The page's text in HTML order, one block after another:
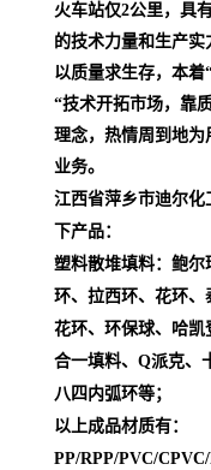
火车站仅2公里，具
的技术力量和生产实
以质量求生存，本
“技术开拓市场，靠
理念，热情周到地
业务。
江西省萍乡市迪尔
下产品：
塑料散堆填料：鲍
环、拉西环、花环
花环、环保球、哈凯
合一填料、Q派克、
八四内弧环等；
以上成品材质有：
PP/RPP/PVC/